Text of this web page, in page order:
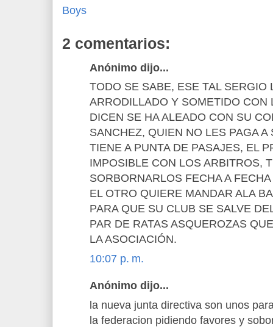
Boys
2 comentarios:
Anónimo dijo...
TODO SE SABE, ESE TAL SERGIO
ARRODILLADO Y SOMETIDO CON
DICEN SE HA ALEADO CON SU
SANCHEZ, QUIEN NO LES PAGA
TIENE A PUNTA DE PASAJES, EL
IMPOSIBLE CON LOS ARBITROS,
SORBORNARLOS FECHA A
EL OTRO QUIERE MANDAR ALA
PARA QUE SU CLUB SE SALVE
PAR DE RATAS ASQUEROZAS
LA ASOCIACIÓN.
10:07 p. m.
Anónimo dijo...
la nueva junta directiva son unos
la federacion pidiendo favores y